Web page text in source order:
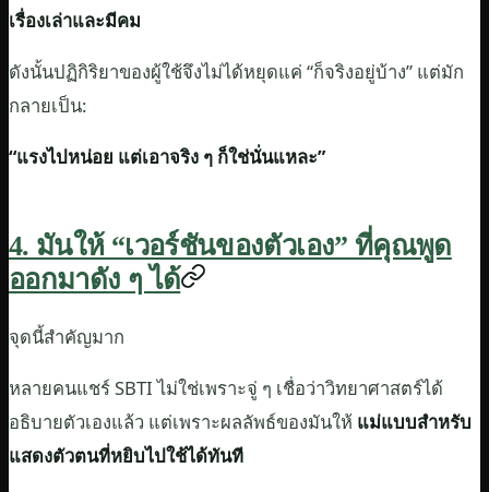
เรื่องเล่าและมีคม
ดังนั้นปฏิกิริยาของผู้ใช้จึงไม่ได้หยุดแค่ “ก็จริงอยู่บ้าง” แต่มัก
กลายเป็น:
“แรงไปหน่อย แต่เอาจริง ๆ ก็ใช่นั่นแหละ”
4. มันให้ “เวอร์ชันของตัวเอง” ที่คุณพูด
ออกมาดัง ๆ ได้
จุดนี้สำคัญมาก
หลายคนแชร์ SBTI ไม่ใช่เพราะจู่ ๆ เชื่อว่าวิทยาศาสตร์ได้
อธิบายตัวเองแล้ว แต่เพราะผลลัพธ์ของมันให้ แม่แบบสำหรับ
แสดงตัวตนที่หยิบไปใช้ได้ทันที